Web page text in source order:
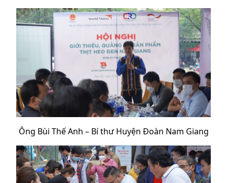
Ông Bùi Thế Anh – Bí thư Huyện Đoàn Nam Giang